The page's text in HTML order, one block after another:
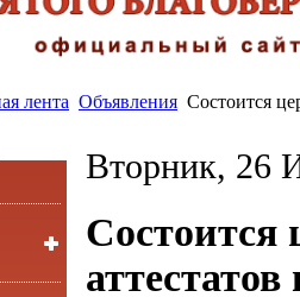
лента Объявления Состоится
Вторник, 26
Состоится